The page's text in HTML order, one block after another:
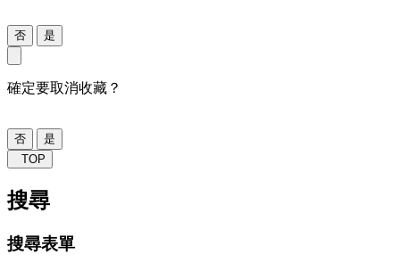
否 是
確定要取消收藏？
否
是
TOP
搜尋
搜尋表單